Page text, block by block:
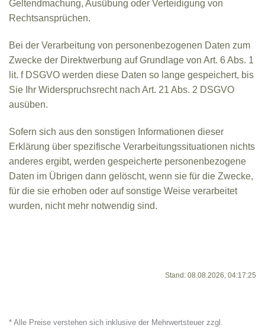
Geltendmachung, Ausübung oder Verteidigung von
Rechtsansprüchen.
Bei der Verarbeitung von personenbezogenen Daten zum
Zwecke der Direktwerbung auf Grundlage von Art. 6 Abs. 1
lit. f DSGVO werden diese Daten so lange gespeichert, bis
Sie Ihr Widerspruchsrecht nach Art. 21 Abs. 2 DSGVO
ausüben.
Sofern sich aus den sonstigen Informationen dieser
Erklärung über spezifische Verarbeitungssituationen nichts
anderes ergibt, werden gespeicherte personenbezogene
Daten im Übrigen dann gelöscht, wenn sie für die Zwecke,
für die sie erhoben oder auf sonstige Weise verarbeitet
wurden, nicht mehr notwendig sind.
Stand: 08.08.2026, 04:17:25
* Alle Preise verstehen sich inklusive der Mehrwertsteuer zzgl.